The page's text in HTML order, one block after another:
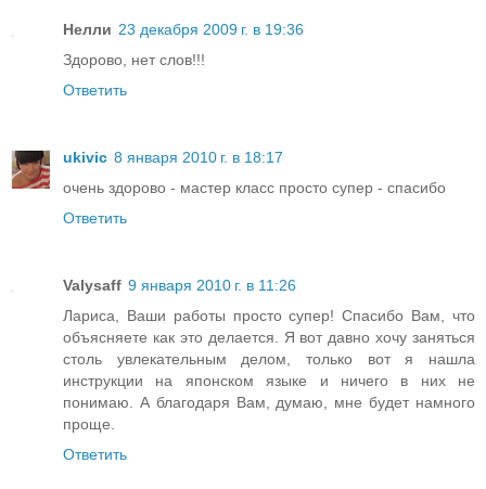
Нелли 23 декабря 2009 г. в 19:36
Здорово, нет слов!!!
Ответить
ukivic 8 января 2010 г. в 18:17
очень здорово - мастер класс просто супер - спасибо
Ответить
Valysaff 9 января 2010 г. в 11:26
Лариса, Ваши работы просто супер! Спасибо Вам, что
объясняете как это делается. Я вот давно хочу заняться
столь увлекательным делом, только вот я нашла
инструкции на японском языке и ничего в них не
понимаю. А благодаря Вам, думаю, мне будет намного
проще.
Ответить